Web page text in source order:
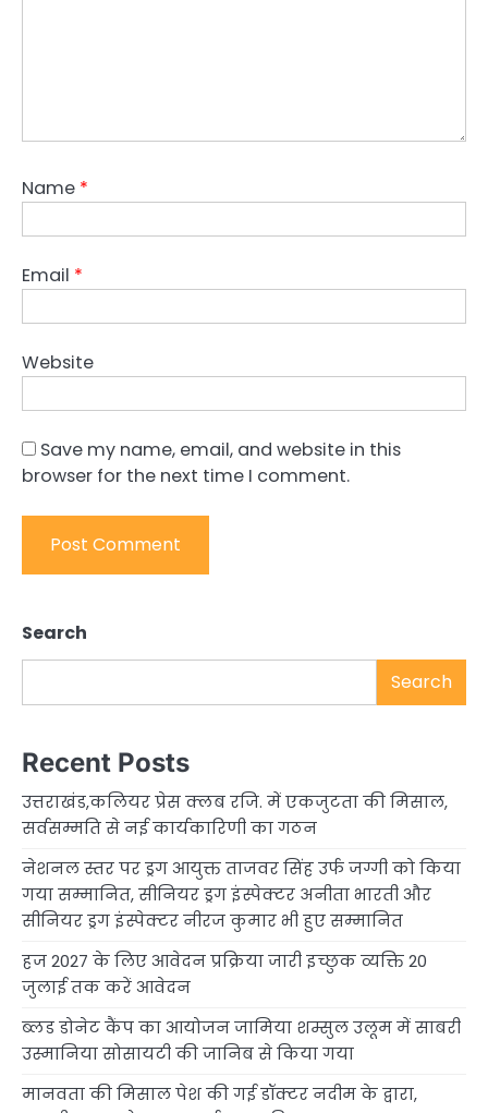
Name *
Email *
Website
Save my name, email, and website in this
browser for the next time I comment.
Search
Search
Recent Posts
उत्तराखंड,कलियर प्रेस क्लब रजि. में एकजुटता की मिसाल,
सर्वसम्मति से नई कार्यकारिणी का गठन
नेशनल स्तर पर ड्रग आयुक्त ताजवर सिंह उर्फ जग्गी को किया
गया सम्मानित, सीनियर ड्रग इंस्पेक्टर अनीता भारती और
सीनियर ड्रग इंस्पेक्टर नीरज कुमार भी हुए सम्मानित
हज 2027 के लिए आवेदन प्रक्रिया जारी इच्छुक व्यक्ति 20
जुलाई तक करें आवेदन
ब्लड डोनेट कैंप का आयोजन जामिया शम्सुल उलूम में साबरी
उस्मानिया सोसायटी की जानिब से किया गया
मानवता की मिसाल पेश की गई डॉक्टर नदीम के द्वारा,